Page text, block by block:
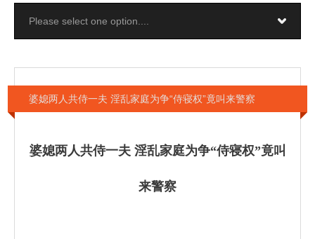
婆媳两人共侍一夫 淫乱家庭为争“侍寝权”竟叫来警察
婆媳两人共侍一夫 淫乱家庭为争“侍寝权”竟叫
来警察